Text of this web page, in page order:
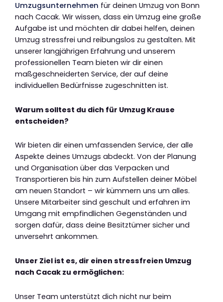
Umzugsunternehmen für deinen Umzug von Bonn
nach Cacak. Wir wissen, dass ein Umzug eine große
Aufgabe ist und möchten dir dabei helfen, deinen
Umzug stressfrei und reibungslos zu gestalten. Mit
unserer langjährigen Erfahrung und unserem
professionellen Team bieten wir dir einen
maßgeschneiderten Service, der auf deine
individuellen Bedürfnisse zugeschnitten ist.
Warum solltest du dich für Umzug Krause
entscheiden?
Wir bieten dir einen umfassenden Service, der alle
Aspekte deines Umzugs abdeckt. Von der Planung
und Organisation über das Verpacken und
Transportieren bis hin zum Aufstellen deiner Möbel
am neuen Standort – wir kümmern uns um alles.
Unsere Mitarbeiter sind geschult und erfahren im
Umgang mit empfindlichen Gegenständen und
sorgen dafür, dass deine Besitztümer sicher und
unversehrt ankommen.
Unser Ziel ist es, dir einen stressfreien Umzug
nach Cacak zu ermöglichen:
Unser Team unterstützt dich nicht nur beim